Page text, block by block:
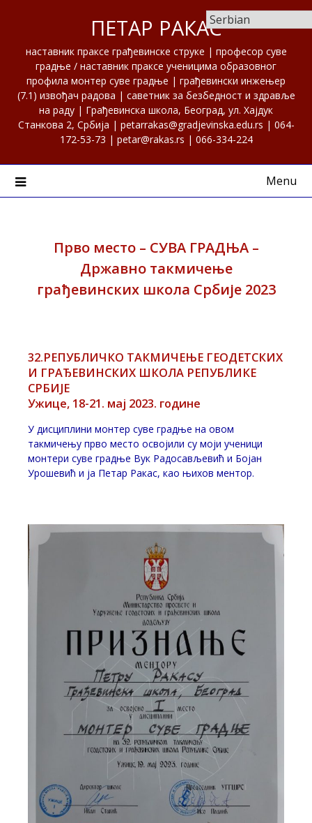
ПЕТАР РАКАС
наставник праксе грађевинске струке | професор суве
градње / наставник праксе ученицима образовног
профила монтер суве градње | грађевински инжењер
(7.1) извођач радова | саветник за безбедност и здравље
на раду | Грађевинска школа, Београд, ул. Хајдук
Станкова 2, Србија | petarrakas@gradjevinska.edu.rs | 064-
172-53-73 | petar@rakas.rs | 066-334-224
Menu
Прво место – СУВА ГРАДЊА –
Државно такмичење
грађевинских школа Србије 2023
32.РЕПУБЛИЧКО ТАКМИЧЕЊЕ ГЕОДЕТСКИХ
И ГРАЂЕВИНСКИХ ШКОЛА РЕПУБЛИКЕ
СРБИЈЕ
Ужице, 18-21. мај 2023. године
У дисциплини монтер суве градње на овом
такмичењу прво место освојили су моји ученици
монтери суве градње Вук Радосављевић и Бојан
Урошевић и ја Петар Ракас, као њихов ментор.